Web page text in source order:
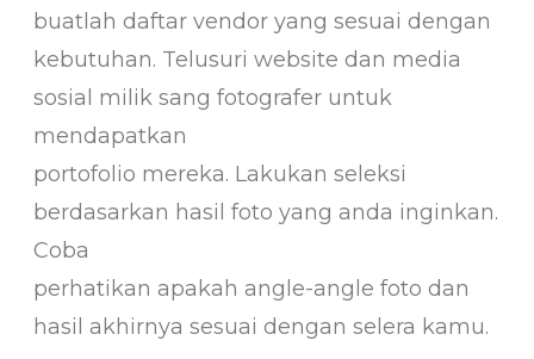
buatlah daftar vendor yang sesuai dengan
kebutuhan. Telusuri website dan media
sosial milik sang fotografer untuk
mendapatkan
portofolio mereka. Lakukan seleksi
berdasarkan hasil foto yang anda inginkan.
Coba
perhatikan apakah angle-angle foto dan
hasil akhirnya sesuai dengan selera kamu.